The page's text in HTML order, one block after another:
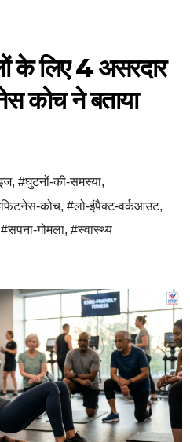
के लिए 4 असरदार
कोच ने बताया
, #घुटनों-की-समस्या,
कोच, #लो-इंपैक्ट-वर्कआउट,
#सपना-गोमला, #स्वास्थ्य